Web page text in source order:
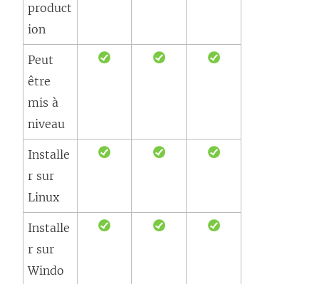
r
e
e
product
ion
Peut
être
mis à
niveau
Installe
r sur
Linux
Installe
r sur
Windo